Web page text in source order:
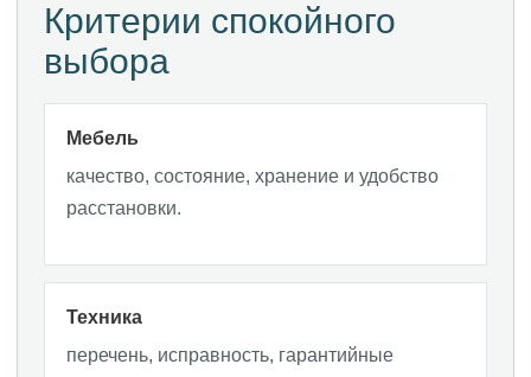
Критерии спокойного
выбора
Мебель
качество, состояние, хранение и удобство
расстановки.
Техника
перечень, исправность, гарантийные